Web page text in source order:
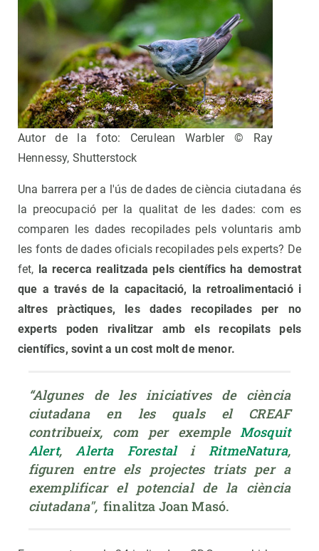
Autor de la foto: Cerulean Warbler © Ray
Hennessy, Shutterstock
Una barrera per a l'ús de dades de ciència ciutadana és
la preocupació per la qualitat de les dades: com es
comparen les dades recopilades pels voluntaris amb
les fonts de dades oficials recopilades pels experts? De
fet, la recerca realitzada pels científics ha demostrat
que a través de la capacitació, la retroalimentació i
altres pràctiques, les dades recopilades per no
experts poden rivalitzar amb els recopilats pels
científics, sovint a un cost molt de menor.
“Algunes de les iniciatives de ciència
ciutadana en les quals el CREAF
contribueix, com per exemple Mosquit
Alert, Alerta Forestal i RitmeNatura,
figuren entre els projectes triats per a
exemplificar el potencial de la ciència
ciutadana", finalitza Joan Masó.